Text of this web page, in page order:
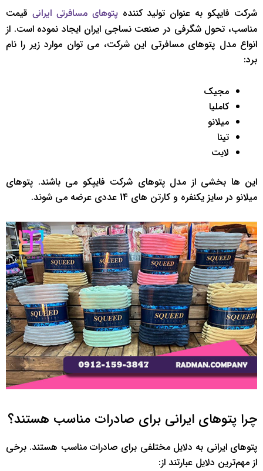
شرکت فایپکو به عنوان تولید کنندهپتوهای مسافرتی ایرانی قیمت
مناسب، تحول شگرفی در صنعت نساجی ایران ایجاد نموده است. از
انواع مدل پتوهای مسافرتی این شرکت، می توان موارد زیر را نام
برد:
مجیک
کاملیا
میلانو
تینا
لایت
این ها بخشی از مدل پتوهای شرکت فایپکو می باشند. پتوهای
میلانو در سایز یکنفره و کارتن های 14 عددی عرضه می شوند.
چرا پتوهای ایرانی برای صادرات مناسب هستند؟
پتوهای ایرانی به دلایل مختلفی برای صادرات مناسب هستند. برخی
از مهم‌ترین دلایل عبارتند از: